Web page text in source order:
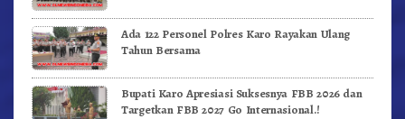
Ada 122 Personel Polres Karo Rayakan Ulang
Tahun Bersama
Bupati Karo Apresiasi Suksesnya FBB 2026 dan
Targetkan FBB 2027 Go Internasional.!